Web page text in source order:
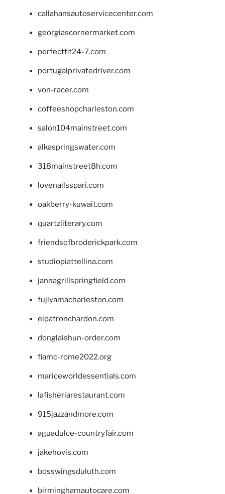
callahansautoservicecenter.com
georgiascornermarket.com
perfectfit24-7.com
portugalprivatedriver.com
von-racer.com
coffeeshopcharleston.com
salon104mainstreet.com
alkaspringswater.com
318mainstreet8h.com
lovenailsspari.com
oakberry-kuwait.com
quartzliterary.com
friendsofbroderickpark.com
studiopiattellina.com
jannagrillspringfield.com
fujiyamacharleston.com
elpatronchardon.com
donglaishun-order.com
fiamc-rome2022.org
mariceworldessentials.com
lafisheriarestaurant.com
915jazzandmore.com
aguadulce-countryfair.com
jakehovis.com
bosswingsduluth.com
birminghamautocare.com